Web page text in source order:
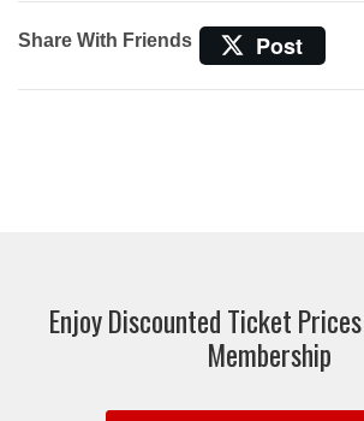
Share With Friends Post
Enjoy Discounted Ticket
Membership